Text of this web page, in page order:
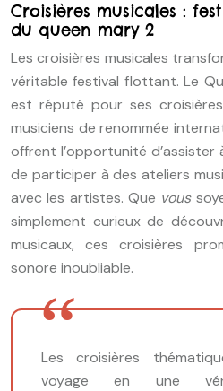
Croisières musicales :
du queen mary 2
Les croisières musicales
véritable festival flottant. Le
est réputé pour ses
musiciens de renommée
offrent l’opportunité
de participer à des ateliers
avec les artistes. Que vous
simplement curieux de
musicaux, ces croisières
sonore inoubliable.
Les croisières
voyage en une